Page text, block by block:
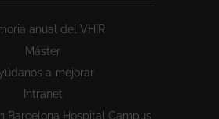
anual del VHIR
Máster
a mejorar
Intranet
Barcelona Hospital Campus